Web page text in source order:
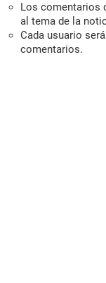
Los comentarios
al tema de la
Cada usuario
comentarios.